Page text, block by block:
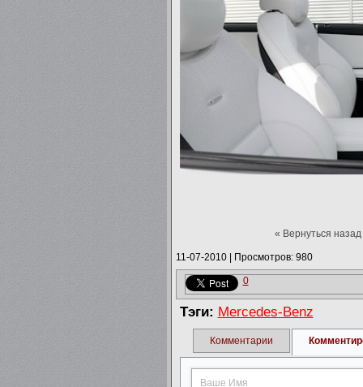
« Вернуться назад
11-07-2010| Просмотров: 980
0
Тэги: Mercedes-Benz
Комментарии